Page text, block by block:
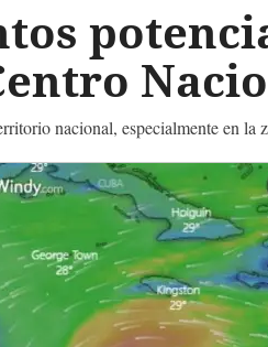
nacional, especialmente en la